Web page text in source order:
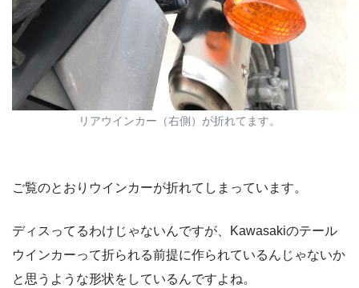
リアウインカー（右側）が折れてます。
ご覧のとおりウインカーが折れてしまっています。
ディスってるわけじゃないんですが、Kawasakiのテール
ウインカーって折られる前提に作られているんじゃないか
と思うような形状をしているんですよね。